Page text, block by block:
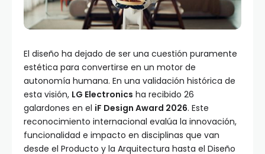
El diseño ha dejado de ser una cuestión puramente
estética para convertirse en un motor de
autonomía humana. En una validación histórica de
esta visión, LG Electronics ha recibido 26
galardones en el iF Design Award 2026. Este
reconocimiento internacional evalúa la innovación,
funcionalidad e impacto en disciplinas que van
desde el Producto y la Arquitectura hasta el Diseño